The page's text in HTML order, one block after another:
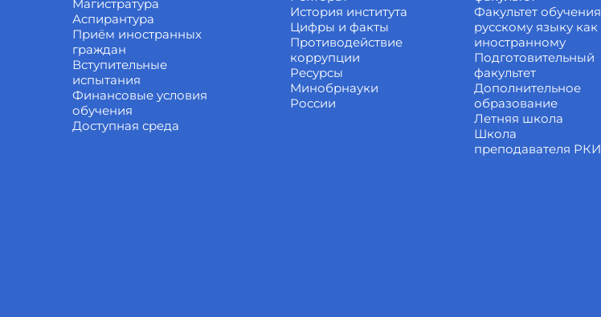
Магистратура
Аспирантура
Приём иностранных
граждан
Вступительные
испытания
Финансовые условия
обучения
Доступная среда
История института
Цифры и факты
Противодействие
коррупции
Ресурсы
Минобрнауки
России
Факультет обучения
русскому языку как
иностранному
Подготовительный
факультет
Дополнительное
образование
Летняя школа
Школа
преподавателя РКИ